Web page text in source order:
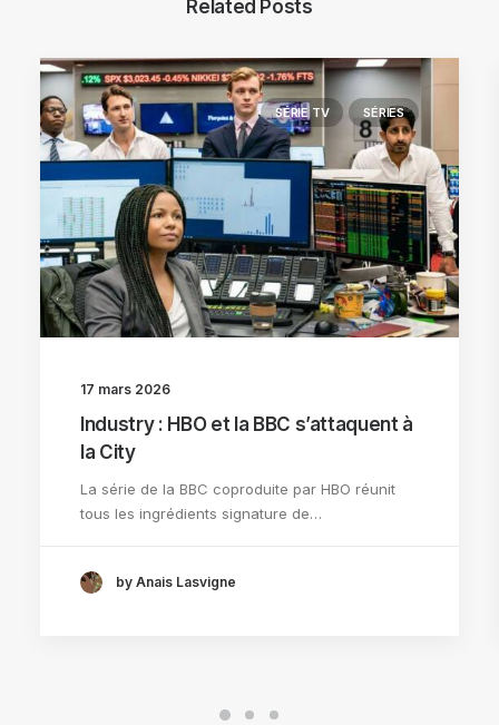
Related Posts
SÉRIE TV SÉRIES
17 mars 2026
Industry : HBO et la BBC s’attaquent à
la City
La série de la BBC coproduite par HBO réunit
tous les ingrédients signature de…
by Anais Lasvigne